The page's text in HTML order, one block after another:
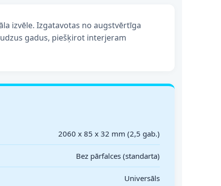
izvēle. Izgatavotas no augstvērtīga
gadus, piešķirot interjeram
2060 x 85 x 32 mm (2,5 gab.)
Bez pārfalces (standarta)
Universāls